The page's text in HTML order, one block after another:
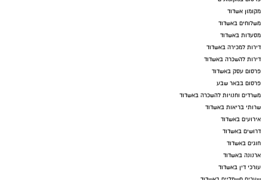
מקומון אשדוד
משלוחים באשדוד
מסעדות באשדוד
דירות למכירה באשדוד
דירות להשכרה באשדוד
פרסום עסק באשדוד
פרסום בבאר שבע
משרדים וחנויות להשכרה באשדוד
שרותי בריאות באשדוד
אירועים באשדוד
דרושים באשדוד
חוגים באשדוד
ארנונה באשדוד
עורכי דין באשדוד